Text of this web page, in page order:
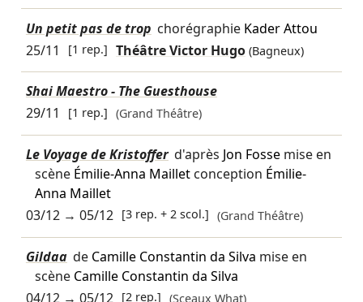
Un petit pas de trop chorégraphie Kader Attou
25/11
[1 rep.] Théâtre Victor Hugo (Bagneux)
Shai Maestro - The Guesthouse
29/11
[1 rep.] (Grand Théâtre)
Le Voyage de Kristoffer d'après Jon Fossemise en
scène Émilie-Anna Mailletconception Émilie-
Anna Maillet
03/12→ 05/12 [3 rep. + 2 scol.] (Grand Théâtre)
Gildaa de Camille Constantin da Silva mise en
scène Camille Constantin da Silva
04/12 → 05/12 [2 rep.] (Sceaux What)